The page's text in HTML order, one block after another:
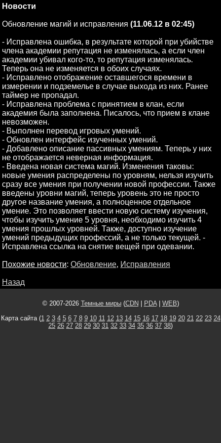
Новости
Обновление магий и исправления (11.06.12 в 02:45)
- Исправлена ошибка, в результате которой при убийстве
члена академии репутация не изменялась, а если член
академии убивал кого-то, то репутация изменялась.
Теперь она не изменяется в обоих случаях.
- Исправлено отображение оставшегося времени в
измерении и подземелье в случае выхода из них. Ранее
таймер не пропадал.
- Исправлена проблема с принятием в клан, если
академия была заполнена. Писалось, что прием в клане
невозможен.
- Выполнен перевод игровых умений.
- Обновлен интерфейс изученных умений.
- Добавлено описание пассивных умениям. Теперь у них
не отображается неверная информация.
- Введена новая система магий. Изменения таковы:
новые умения распределены по уровням, нельзя изучить
сразу все умения при получении новой профессии. Также
введены уровни магий, теперь уровень это не просто
другое название умения, а полноценное отдельное
умение. Это позволяет ввести новую систему изучения,
чтобы изучить умение 5 уровня, необходимо изучить 4
умения прошлых уровней. Также, доступно изучение
умений предыдущих профессий, а не только текущей. -
Исправлена ссылка на снятие вещей при одевании.
Похожие новости: Обновление, Исправления
Назад
© 2007-2026 Темные миры(CDN PDA| WEB)
Карта сайта (1 2 3 4 5 6 7 8 9 10 11 12 13 14 15 16 17 18 19 20 21 22 23 24
25 26 27 28 29 30 31 32 33 34 35 36 37 38)